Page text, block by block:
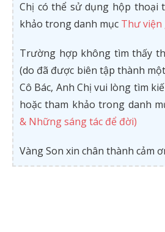
Chị có thể sử dụng hộp thoại
khảo trong danh mục Thư viện
Trường hợp không tìm thấy
(do đã được biên tập thành
Cô Bác, Anh Chị vui lòng tìm
hoặc tham khảo trong danh
& Những sáng tác để đời)
Vàng Son xin chân thành cảm